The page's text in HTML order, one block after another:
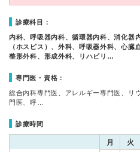
診療科目：
内科、呼吸器内科、循環器内科、消化器
（ホスピス）、外科、呼吸器外科、心臓
整形外科、形成外科、リハビリ…
専門医・資格：
総合内科専門医、アレルギー専門医、リ
門医、呼…
診療時間
月 火